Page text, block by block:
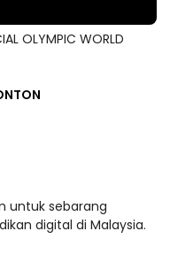
OLYMPIC WORLD
untuk sebarang
digital di Malaysia.